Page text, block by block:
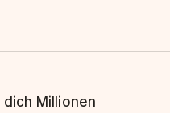
dich Millionen